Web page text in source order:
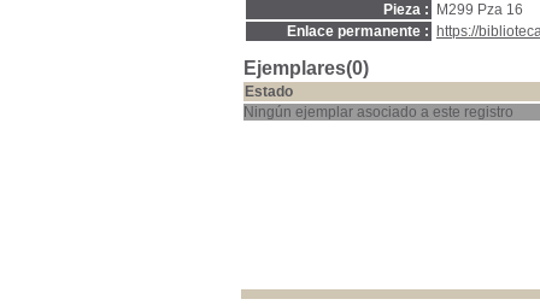
Pieza :
M299 Pza 16
Enlace permanente :
https://
Ejemplares(0)
Estado
Ningún ejemplar asociado a este registro